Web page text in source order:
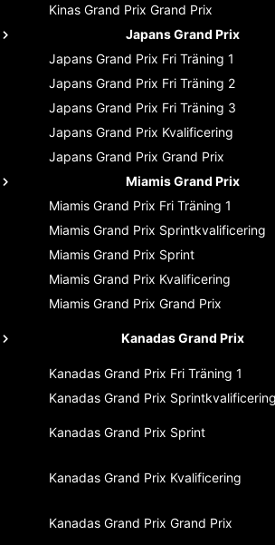
Kinas Grand Prix Grand Prix
Japans Grand Prix
Japans Grand Prix Fri Träning 1
Japans Grand Prix Fri Träning 2
Japans Grand Prix Fri Träning 3
Japans Grand Prix Kvalificering
Japans Grand Prix Grand Prix
Miamis Grand Prix
Miamis Grand Prix Fri Träning 1
Miamis Grand Prix Sprintkvalificering
Miamis Grand Prix Sprint
Miamis Grand Prix Kvalificering
Miamis Grand Prix Grand Prix
Kanadas Grand Prix
Kanadas Grand Prix Fri Träning 1
Kanadas Grand Prix Sprintkvalificering
Kanadas Grand Prix Sprint
Kanadas Grand Prix Kvalificering
Kanadas Grand Prix Grand Prix